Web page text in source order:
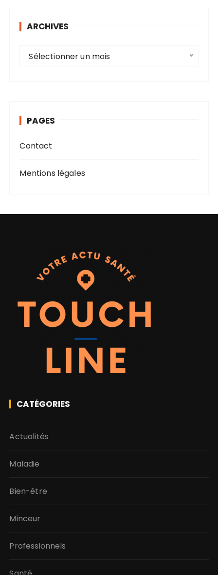
ARCHIVES
e
Sélectionner un mois
PAGES
Contact
Mentions légales
CATÉGORIES
Actualités
Maladie
Bien-être
Minceur
Professionnels